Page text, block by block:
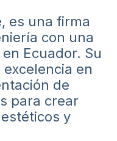
es una firma
con una
Ecuador. Su
en
de
para crear
y